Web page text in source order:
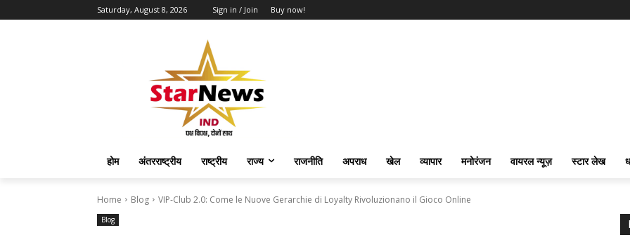
Saturday, August 8, 2026 Sign in / Join Buy now!
होम अंतरराष्ट्रीय राष्ट्रीय राज्य राजनीति अपराध खेल व्यापार मनोरंजन वायरल न्यूज़ स्टार लेख
Home Blog VIP‑Club 2.0: Come le Nuove Gerarchie di Loyalty Rivoluzionano il Gioco Online
Blog